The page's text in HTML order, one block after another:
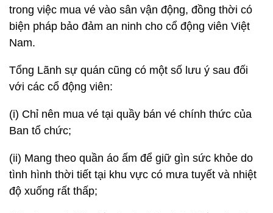
trong việc mua vé vào sân vận động, đồng thời có
biện pháp bảo đảm an ninh cho cổ động viên Việt
Nam.
Tổng Lãnh sự quán cũng có một số lưu ý sau đối
với các cổ động viên:
(i) Chỉ nên mua vé tại quầy bán vé chính thức của
Ban tổ chức;
(ii) Mang theo quần áo ấm để giữ gìn sức khỏe do
tình hình thời tiết tại khu vực có mưa tuyết và nhiệt
độ xuống rất thấp;